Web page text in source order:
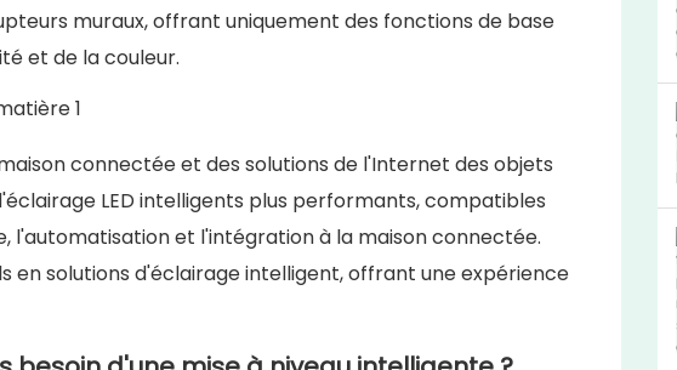
muraux, offrant uniquement des fonctions de base
et de la couleur.
connectée et des solutions de l'Internet des objets
LED intelligents plus performants, compatibles
et l'intégration à la maison connectée.
solutions d'éclairage intelligent, offrant une expérience